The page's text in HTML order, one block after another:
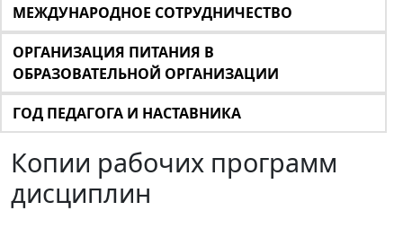
МЕЖДУНАРОДНОЕ СОТРУДНИЧЕСТВО
ОРГАНИЗАЦИЯ ПИТАНИЯ В
ОБРАЗОВАТЕЛЬНОЙ ОРГАНИЗАЦИИ
ГОД ПЕДАГОГА И НАСТАВНИКА
Копии рабочих программ
дисциплин